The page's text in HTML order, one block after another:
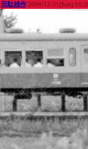
田駄雄作2006/12/31(Sun)